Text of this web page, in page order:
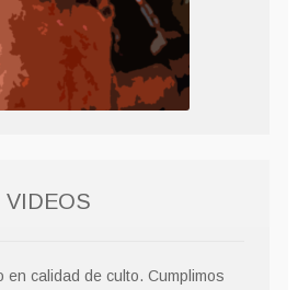
VIDEOS
en calidad de culto. Cumplimos